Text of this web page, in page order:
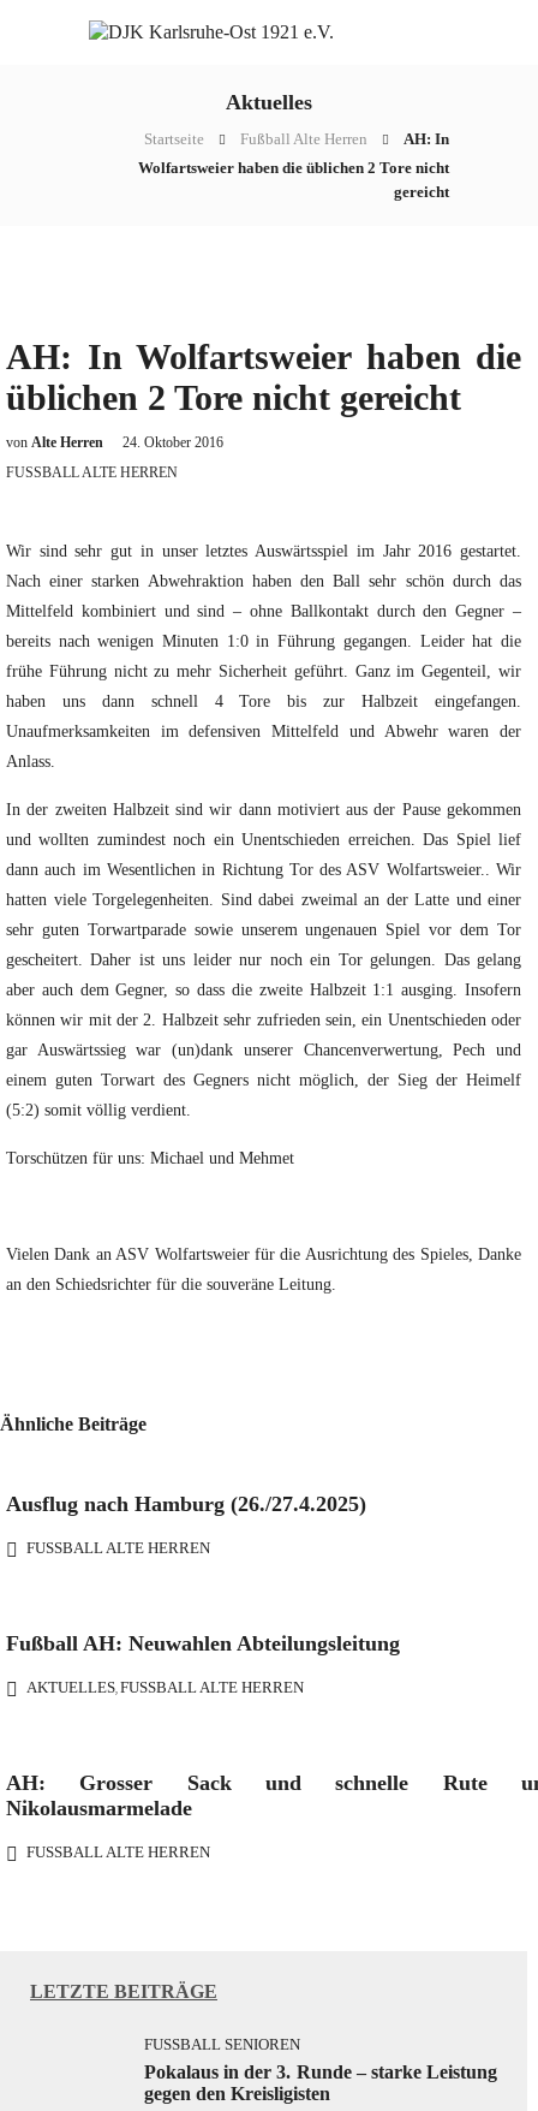
Aktuelles
Startseite Fußball Alte Herren
AH: In
Wolfartsweier haben die üblichen 2 Tore nicht
gereicht
AH: In Wolfartsweier haben die
üblichen 2 Tore nicht gereicht
von Alte Herren
24. Oktober 2016
FUSSBALL ALTE HERREN
Wir sind sehr gut in unser letztes Auswärtsspiel im Jahr 2016 gestartet.
Nach einer starken Abwehraktion haben den Ball sehr schön durch das
Mittelfeld kombiniert und sind – ohne Ballkontakt durch den Gegner –
bereits nach wenigen Minuten 1:0 in Führung gegangen. Leider hat die
frühe Führung nicht zu mehr Sicherheit geführt. Ganz im Gegenteil, wir
haben uns dann schnell 4 Tore bis zur Halbzeit eingefangen.
Unaufmerksamkeiten im defensiven Mittelfeld und Abwehr waren der
Anlass.
In der zweiten Halbzeit sind wir dann motiviert aus der Pause gekommen
und wollten zumindest noch ein Unentschieden erreichen. Das Spiel lief
dann auch im Wesentlichen in Richtung Tor des ASV Wolfartsweier.. Wir
hatten viele Torgelegenheiten. Sind dabei zweimal an der Latte und einer
sehr guten Torwartparade sowie unserem ungenauen Spiel vor dem Tor
gescheitert. Daher ist uns leider nur noch ein Tor gelungen. Das gelang
aber auch dem Gegner, so dass die zweite Halbzeit 1:1 ausging. Insofern
können wir mit der 2. Halbzeit sehr zufrieden sein, ein Unentschieden oder
gar Auswärtssieg war (un)dank unserer Chancenverwertung, Pech und
einem guten Torwart des Gegners nicht möglich, der Sieg der Heimelf
(5:2) somit völlig verdient.
Torschützen für uns: Michael und Mehmet
Vielen Dank an ASV Wolfartsweier für die Ausrichtung des Spieles, Danke
an den Schiedsrichter für die souveräne Leitung.
Ähnliche Beiträge
Ausflug nach Hamburg (26./27.4.2025)
FUSSBALL ALTE HERREN
Fußball AH: Neuwahlen Abteilungsleitung
AKTUELLES, FUSSBALL ALTE HERREN
AH: Grosser Sack und schnelle Rute
Nikolausmarmelade
FUSSBALL ALTE HERREN
LETZTE BEITRÄGE
FUSSBALL SENIOREN
Pokalaus in der 3. Runde – starke Leistung
gegen den Kreisligisten